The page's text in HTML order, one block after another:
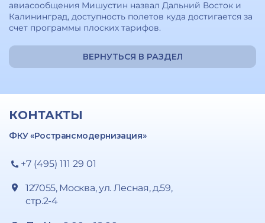
авиасообщения Мишустин назвал Дальний Восток и
Калининград, доступность полетов куда достигается за
счет программы плоских тарифов.
ВЕРНУТЬСЯ В РАЗДЕЛ
КОНТАКТЫ
ФКУ «Ространсмодернизация»
+7 (495) 111 29 01
127055, Москва, ул. Лесная, д.59,
стр.2-4